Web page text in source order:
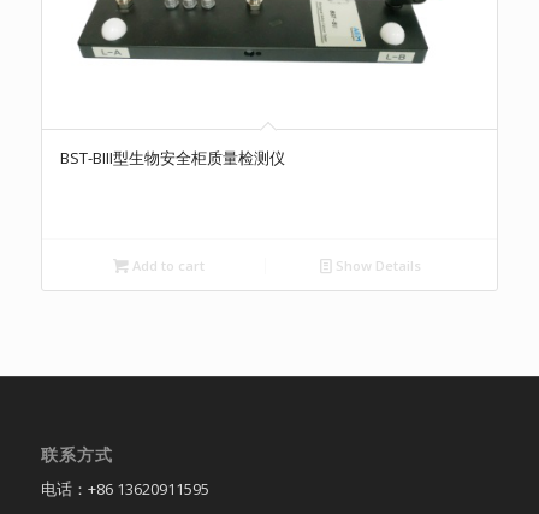
BST-BIII型生物安全柜质量检测仪
Add to cart Show Details
联系方式
电话：+86 13620911595